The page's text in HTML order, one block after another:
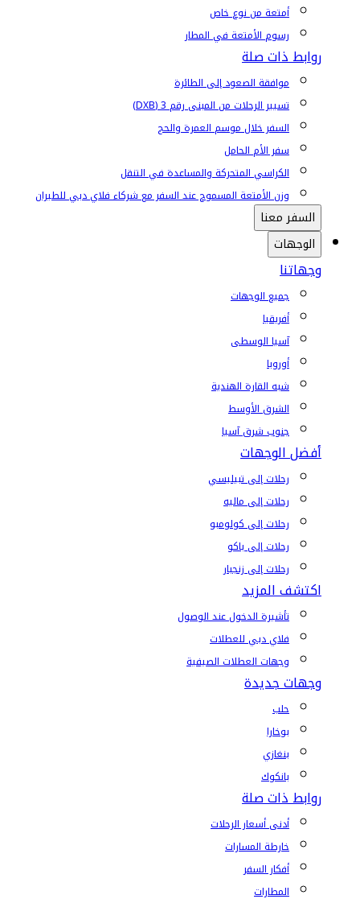
أمتعة من نوع خاص
رسوم الأمتعة في المطار
روابط ذات صلة
موافقة الصعود إلى الطائرة
تسيير الرحلات من المبنى رقم 3 (DXB)
السفر خلال موسم العمرة والحج
سفر الأم الحامل
الكراسي المتحركة والمساعدة في التنقل
وزن الأمتعة المسموح عند السفر مع شركاء فلاي دبي للطيران
السفر معنا
الوجهات
وجهاتنا
جميع الوجهات
أفريقيا
آسيا الوسطى
أوروبا
شبه القارة الهندية
الشرق الأوسط
جنوب شرق آسيا
أفضل الوجهات
رحلات إلى تبيليسي
رحلات إلى ماليه
رحلات إلى كولومبو
رحلات إلى باكو
رحلات إلى زنجبار
اكتشف المزيد
تأشيرة الدخول عند الوصول
فلاي دبي للعطلات
وجهات العطلات الصيفية
وجهات جديدة
حلب
بوخارا
بنغازي
بانكوك
روابط ذات صلة
أدنى أسعار الرحلات
خارطة المسارات
أفكار السفر
المطارات